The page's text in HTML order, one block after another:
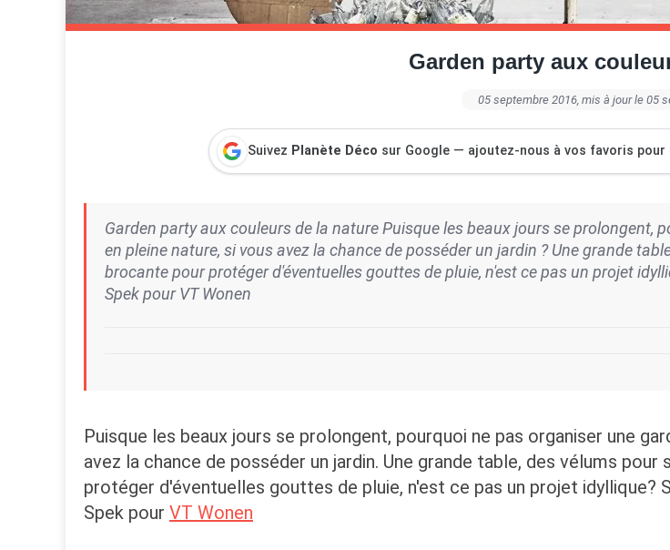
Garden party aux
05 septembre 2016, mis à jour le 05
Suivez Planète Déco sur Google — ajoutez-nous à vos favoris
Garden party aux couleurs de la nature Puisque les beaux jours se prolongent,
en pleine nature, si vous avez la chance de posséder un jardin ? Une grande
brocante pour protéger d'éventuelles gouttes de pluie, n'est ce pas un projet
Spek pour VT Wonen
Puisque les beaux jours se prolongent, pourquoi ne pas organiser une
avez la chance de posséder un jardin. Une grande table, des vélums
protéger d'éventuelles gouttes de pluie, n'est ce pas un projet idyllique?
Spek pour VT Wonen